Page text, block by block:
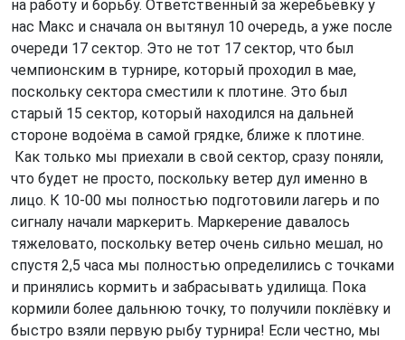
на работу и борьбу. Ответственный за жеребьёвку у
нас Макс и сначала он вытянул 10 очередь, а уже после
очереди 17 сектор. Это не тот 17 сектор, что был
чемпионским в турнире, который проходил в мае,
поскольку сектора сместили к плотине. Это был
старый 15 сектор, который находился на дальней
стороне водоёма в самой грядке, ближе к плотине.
Как только мы приехали в свой сектор, сразу поняли,
что будет не просто, поскольку ветер дул именно в
лицо. К 10-00 мы полностью подготовили лагерь и по
сигналу начали маркерить. Маркерение давалось
тяжеловато, поскольку ветер очень сильно мешал, но
спустя 2,5 часа мы полностью определились с точками
и принялись кормить и забрасывать удилища. Пока
кормили более дальнюю точку, то получили поклёвку и
быстро взяли первую рыбу турнира! Если честно, мы